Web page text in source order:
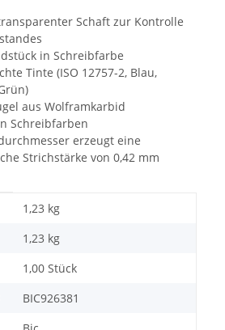
Schaft zur Kontrolle
in Schreibfarbe
Tinte (ISO 12757-2, Blau,
aus Wolframkarbid
Schreibfarben
erzeugt eine
Strichstärke von 0,42 mm
1,23 kg
1,23 kg
1,00 Stück
BIC926381